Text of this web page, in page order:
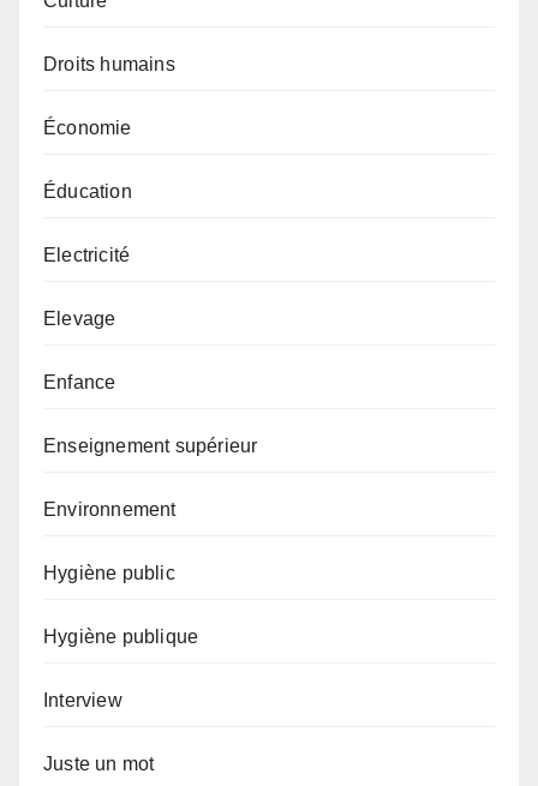
Droits humains
Économie
Éducation
Electricité
Elevage
Enfance
Enseignement supérieur
Environnement
Hygiène public
Hygiène publique
Interview
Juste un mot